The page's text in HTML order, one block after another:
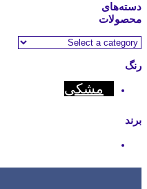
دسته‌های
محصولات
رنگ
مشکی
برند